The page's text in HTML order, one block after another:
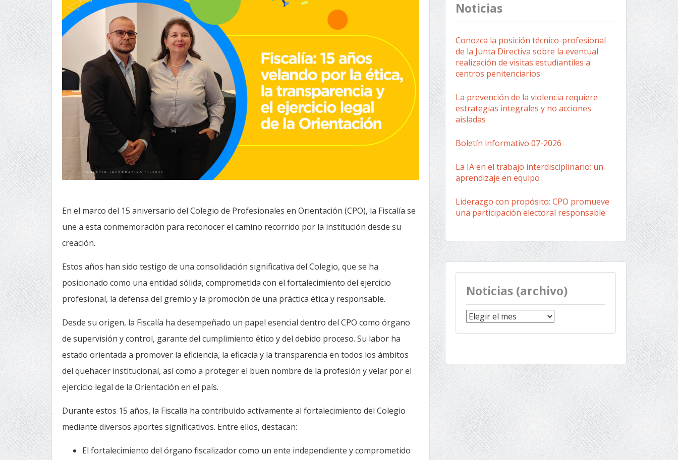
En el marco del 15 aniversario del Colegio de Profesionales en Orientación (CPO), la Fiscalía se
une a esta conmemoración para reconocer el camino recorrido por la institución desde su
creación.
Estos años han sido testigo de una consolidación significativa del Colegio, que se ha
posicionado como una entidad sólida, comprometida con el fortalecimiento del ejercicio
profesional, la defensa del gremio y la promoción de una práctica ética y responsable.
Desde su origen, la Fiscalía ha desempeñado un papel esencial dentro del CPO como órgano
de supervisión y control, garante del cumplimiento ético y del debido proceso. Su labor ha
estado orientada a promover la eficiencia, la eficacia y la transparencia en todos los ámbitos
del quehacer institucional, así como a proteger el buen nombre de la profesión y velar por el
ejercicio legal de la Orientación en el país.
Durante estos 15 años, la Fiscalía ha contribuido activamente al fortalecimiento del Colegio
mediante diversos aportes significativos. Entre ellos, destacan:
El fortalecimiento del órgano fiscalizador como un ente independiente y comprometido
Noticias
Conozca la posición técnico-profesional
de la Junta Directiva sobre la eventual
realización de visitas estudiantiles a
centros penitenciarios
La prevención de la violencia requiere
estrategias integrales y no acciones
aisladas
Boletín informativo 07-2026
La IA en el trabajo interdisciplinario: un
aprendizaje en equipo
Liderazgo con propósito: CPO promueve
una participación electoral responsable
Noticias (archivo)
Noticias
(archivo)